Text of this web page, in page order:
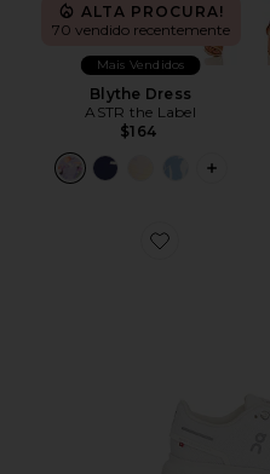
ALTA PROCURA!
70 vendido recentemente
Mais Vendidos
Blythe Dress
ASTR the Label
$164
PLUS
Favorite Cloud 6